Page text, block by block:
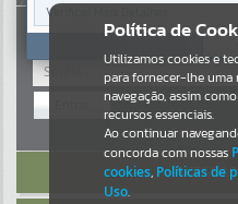
Portais
Por
NOTÍCIAS
Por
Cadastre-se|
Política de
Utilizamos cookies e
para fornecer-lhe uma
navegação, assim
recursos essenciais.
Ao continuar
concorda com nossas
cookies, Políticas de
Uso.
Verificar Mais Detalhes